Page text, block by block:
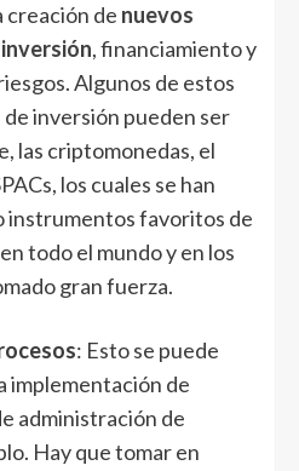
creación de nuevos
, financiamiento y
Algunos de estos
inversión pueden ser
las criptomonedas, el
los cuales se han
instrumentos favoritos de
todo el mundo y en los
gran fuerza.
: Esto se puede
implementación de
administración de
Hay que tomar en